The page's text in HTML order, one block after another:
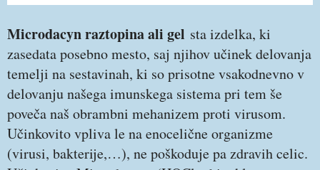
Microdacyn raztopina ali gel sta izdelka, ki
zasedata posebno mesto, saj njihov učinek delovanja
temelji na sestavinah, ki so prisotne vsakodnevno v
delovanju našega imunskega sistema pri tem še
poveča naš obrambni mehanizem proti virusom.
Učinkovito vpliva le na enocelične organizme
(virusi, bakterije,…), ne poškoduje pa zdravih celic.